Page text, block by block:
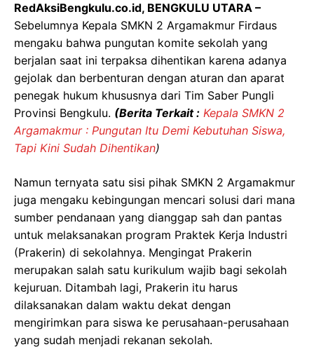
RedAksiBengkulu.co.id, BENGKULU UTARA –
Sebelumnya Kepala SMKN 2 Argamakmur Firdaus
mengaku bahwa pungutan komite sekolah yang
berjalan saat ini terpaksa dihentikan karena adanya
gejolak dan berbenturan dengan aturan dan aparat
penegak hukum khususnya dari Tim Saber Pungli
Provinsi Bengkulu. (Berita Terkait : Kepala SMKN 2
Argamakmur : Pungutan Itu Demi Kebutuhan Siswa,
Tapi Kini Sudah Dihentikan)
Namun ternyata satu sisi pihak SMKN 2 Argamakmur
juga mengaku kebingungan mencari solusi dari mana
sumber pendanaan yang dianggap sah dan pantas
untuk melaksanakan program Praktek Kerja Industri
(Prakerin) di sekolahnya. Mengingat Prakerin
merupakan salah satu kurikulum wajib bagi sekolah
kejuruan. Ditambah lagi, Prakerin itu harus
dilaksanakan dalam waktu dekat dengan
mengirimkan para siswa ke perusahaan-perusahaan
yang sudah menjadi rekanan sekolah.